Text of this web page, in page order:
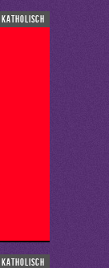
katholisch
katholisch